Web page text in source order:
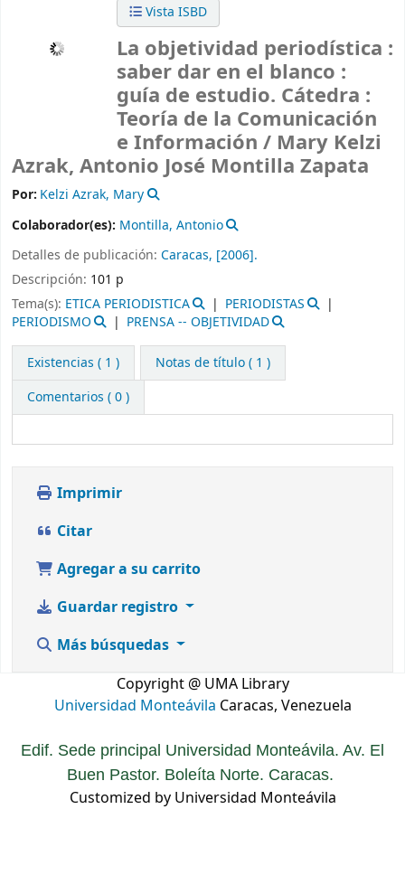
Vista ISBD
La objetividad periodística :
saber dar en el blanco :
guía de estudio. Cátedra :
Teoría de la Comunicación
e Información / Mary Kelzi
Azrak, Antonio José Montilla Zapata
Por: Kelzi Azrak, Mary
Colaborador(es): Montilla, Antonio
Detalles de publicación: Caracas, [2006].
Descripción: 101 p
Tema(s): ETICA PERIODISTICA
PERIODISTAS
PERIODISMO
PRENSA -- OBJETIVIDAD
Existencias ( 1 )
Notas de título ( 1 )
Comentarios ( 0 )
Imprimir
Citar
Agregar a su carrito
Guardar registro
Más búsquedas
Copyright @ UMA Library
Universidad Monteávila Caracas, Venezuela
Edif. Sede principal Universidad Monteávila. Av. El
Buen Pastor. Boleíta Norte. Caracas.
Customized by Universidad Monteávila